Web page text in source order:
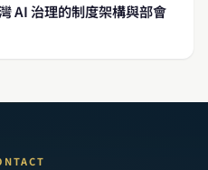
AI 治理的制度架構與部會